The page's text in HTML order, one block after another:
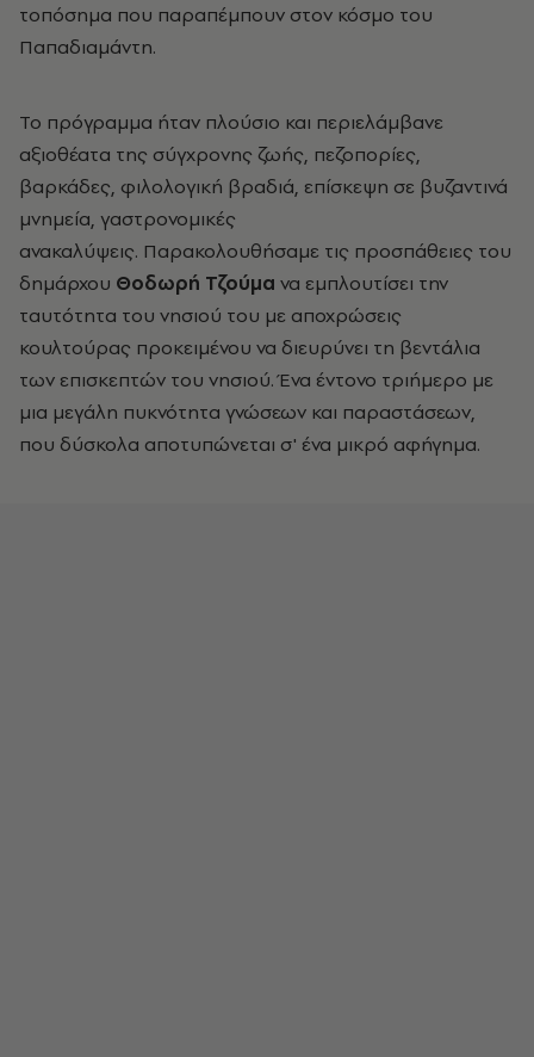
τοπόσημα που παραπέμπουν στον κόσμο του
Παπαδιαμάντη.
Το πρόγραμμα ήταν πλούσιο και περιελάμβανε
αξιοθέατα της σύγχρονης ζωής, πεζοπορίες,
βαρκάδες, φιλολογική βραδιά, επίσκεψη σε βυζαντινά
μνημεία, γαστρονομικές
ανακαλύψεις. Παρακολουθήσαμε τις προσπάθειες του
δημάρχου Θοδωρή Τζούμα να εμπλουτίσει την
ταυτότητα του νησιού του με αποχρώσεις
κουλτούρας προκειμένου να διευρύνει τη βεντάλια
των επισκεπτών του νησιού. Ένα έντονο τριήμερο με
μια μεγάλη πυκνότητα γνώσεων και παραστάσεων,
που δύσκολα αποτυπώνεται σ' ένα μικρό αφήγημα.